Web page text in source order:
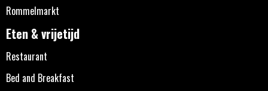
Rommelmarkt
Eten & vrijetijd
Restaurant
Bed and Breakfast